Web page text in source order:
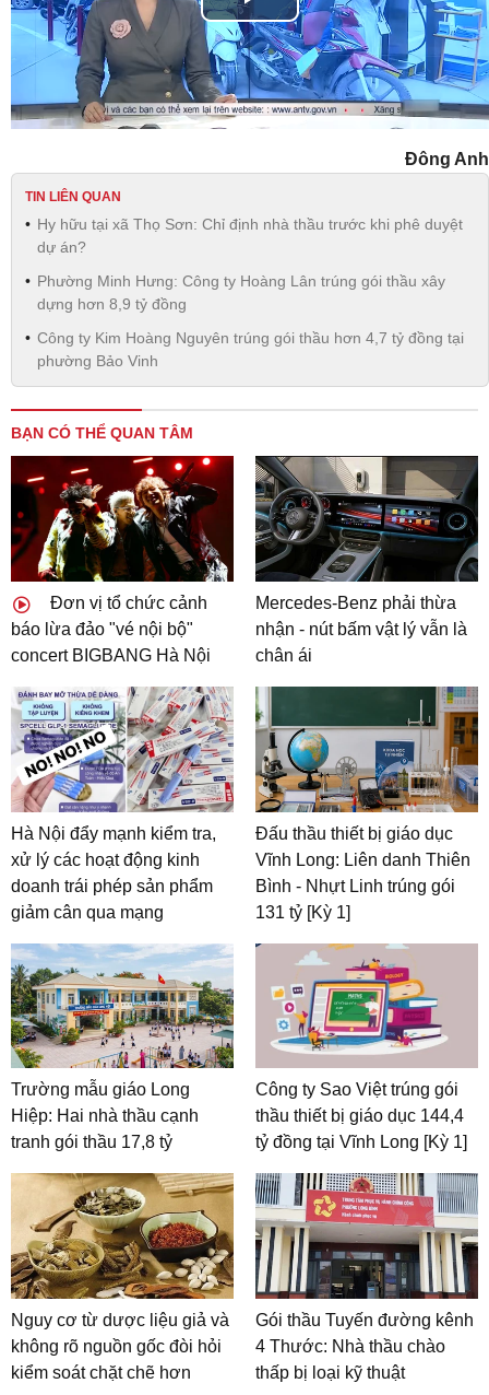
Play
Video
Đông Anh
TIN LIÊN QUAN
Hy hữu tại xã Thọ Sơn: Chỉ định nhà thầu trước khi phê duyệt
dự án?
Phường Minh Hưng: Công ty Hoàng Lân trúng gói thầu xây
dựng hơn 8,9 tỷ đồng
Công ty Kim Hoàng Nguyên trúng gói thầu hơn 4,7 tỷ đồng tại
phường Bảo Vinh
BẠN CÓ THỂ QUAN TÂM
Đơn vị tổ chức cảnh
báo lừa đảo "vé nội bộ"
concert BIGBANG Hà Nội
Mercedes-Benz phải thừa
nhận - nút bấm vật lý vẫn là
chân ái
Hà Nội đẩy mạnh kiểm tra,
xử lý các hoạt động kinh
doanh trái phép sản phẩm
giảm cân qua mạng
Đấu thầu thiết bị giáo dục
Vĩnh Long: Liên danh Thiên
Bình - Nhựt Linh trúng gói
131 tỷ [Kỳ 1]
Trường mẫu giáo Long
Hiệp: Hai nhà thầu cạnh
tranh gói thầu 17,8 tỷ
Công ty Sao Việt trúng gói
thầu thiết bị giáo dục 144,4
tỷ đồng tại Vĩnh Long [Kỳ 1]
Nguy cơ từ dược liệu giả và
không rõ nguồn gốc đòi hỏi
kiểm soát chặt chẽ hơn
Gói thầu Tuyến đường kênh
4 Thước: Nhà thầu chào
thấp bị loại kỹ thuật